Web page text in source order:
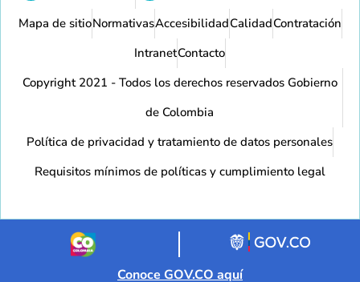
Mapa de sitioNormativasAccesibilidadCalidadContratación
IntranetContacto
Copyright 2021 - Todos los derechos reservados Gobierno
de Colombia
Política de privacidad y tratamiento de datos personales
Requisitos mínimos de políticas y cumplimiento legal
Conoce GOV.CO aquí